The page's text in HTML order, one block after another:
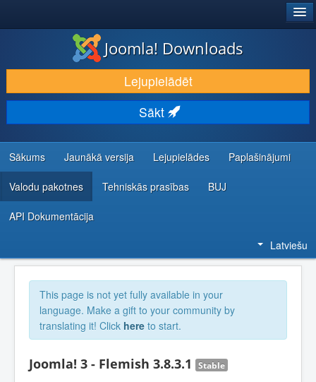
LEJUPIELĀDĒT UN PAPLAŠINĀT
ATKLĀJ UN IEMĀCIES
KOPIENA UN ATBALSTS
IZSTRĀDĀTĀJU RESURSI
Joomla! Downloads
Lejupielādēt
Sākt
Sākums Jaunākā versija Lejupielādes Paplašinājumi
Valodu pakotnes Tehniskās prasības BUJ
API Dokumentācija
Latviešu
This page is not yet fully available in your
language. Make a gift to your community by
translating it! Click here to start.
Joomla! 3 - Flemish 3.8.3.1 Stable